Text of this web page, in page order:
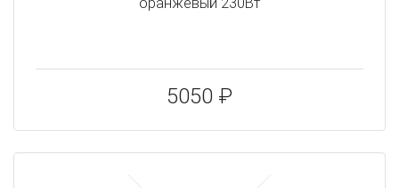
оранжевый 230Вт
5050 ₽